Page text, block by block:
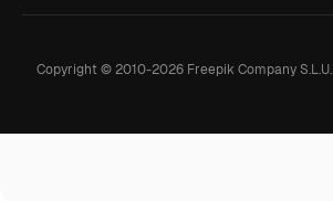
Copyright © 2010-2026Freepik Company S.L.U.